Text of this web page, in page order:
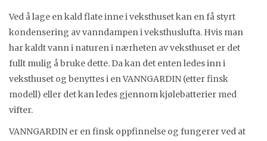
Ved å lage en kald flate inne i veksthuset kan en få styrt
kondensering av vanndampen i veksthuslufta. Hvis man
har kaldt vann i naturen i nærheten av veksthuset er det
fullt mulig å bruke dette. Da kan det enten ledes inn i
veksthuset og benyttes i en VANNGARDIN (etter finsk
modell) eller det kan ledes gjennom kjølebatterier med
vifter.
VANNGARDIN er en finsk oppfinnelse og fungerer ved at